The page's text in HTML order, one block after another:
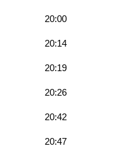
20:00
20:14
20:19
20:26
20:42
20:47